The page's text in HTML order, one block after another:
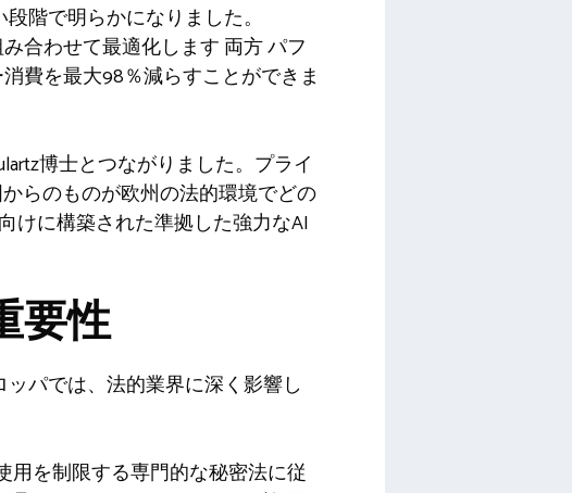
階で明らかになりました。
合わせて最適化します 両方パフ
費を最大98％減らすことができま
博士とつながりました。プライ
らのものが欧州の法的環境でどの
けに構築された準拠した強力なAI
要性
パでは、法的業界に深く影響し
用を制限する専門的な秘密法に従